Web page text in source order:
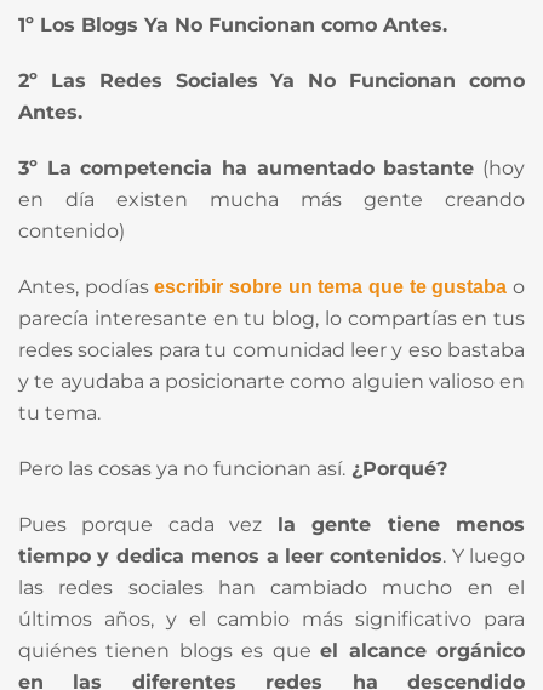
1º Los Blogs Ya No Funcionan como Antes.
2º Las Redes SocialesYa No Funcionancomo
Antes.
3º La competencia ha aumentado bastante (hoy
en día existen mucha más gente creando
contenido)
Antes, podíasescribir sobre un tema que te gustaba o
parecía interesante en tu blog, lo compartías en tus
redes sociales para tu comunidad leer y eso bastaba
y te ayudaba a posicionarte como alguien valioso en
tu tema.
Pero las cosas ya no funcionan así. ¿Porqué?
Pues porque cada vez
la gente tiene menos
tiempo y dedica menos a leer contenidos. Y luego
las redes sociales han cambiado mucho en el
últimos años, y el cambio más significativo para
quiénes tienen blogs es queel alcance orgánico
en las diferentes redes ha descendido